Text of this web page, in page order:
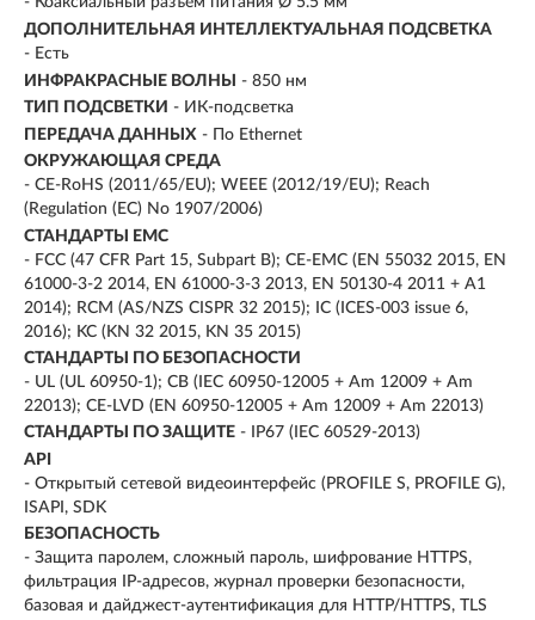
ДОПОЛНИТЕЛЬНАЯ ИНТЕЛЛЕКТУАЛЬНАЯ ПОДСВЕТКА
- Есть
ИНФРАКРАСНЫЕ ВОЛНЫ
- 850 нм
ТИП ПОДСВЕТКИ - ИК-подсветка
ПЕРЕДАЧА ДАННЫХ - По Ethernet
ОКРУЖАЮЩАЯ СРЕДА
- CE-RoHS (2011/65/EU); WEEE (2012/19/EU); Reach
(Regulation (EC) No 1907/2006)
СТАНДАРТЫ EMC
- FCC (47 CFR Part 15, Subpart B); CE-EMC (EN 55032 2015, EN
61000-3-2 2014, EN 61000-3-3 2013, EN 50130-4 2011 + A1
2014); RCM (AS/NZS CISPR 32 2015); IC (ICES-003 issue 6,
2016); KC (KN 32 2015, KN 35 2015)
СТАНДАРТЫ ПО БЕЗОПАСНОСТИ
- UL (UL 60950-1); CB (IEC 60950-12005 + Am 12009 + Am
22013); CE-LVD (EN 60950-12005 + Am 12009 + Am 22013)
СТАНДАРТЫ ПО ЗАЩИТЕ - IP67 (IEC 60529-2013)
API
- Открытый сетевой видеоинтерфейс (PROFILE S, PROFILE G),
ISAPI, SDK
БЕЗОПАСНОСТЬ
- Защита паролем, сложный пароль, шифрование HTTPS,
фильтрация IP-адресов, журнал проверки безопасности,
базовая и дайджест-аутентификация для HTTP/HTTPS, TLS